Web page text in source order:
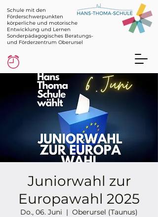
Schule mit den
Förderschwerpunkten
körperliche und motorische
Entwicklung und Lernen
Sonderpädagogisches Beratungs-
und Förderzentrum Oberursel
Juniorwahl zur
Europawahl 2025
Do., 06. Juni
  |
Oberursel (Taunus)